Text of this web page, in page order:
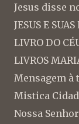
Jesus disse
JESUS E
LIVRO DO
LIVROS
Mensagem à
Mistica
Nossa